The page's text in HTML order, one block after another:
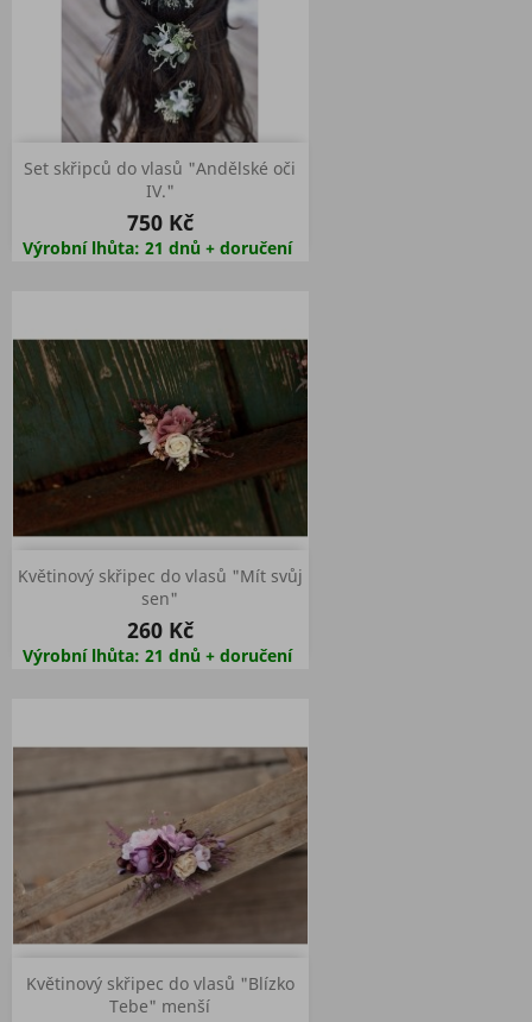
Set skřipců do vlasů "Andělské oči
IV."
750 Kč
Výrobní lhůta: 21 dnů + doručení
Květinový skřipec do vlasů "Mít svůj
sen"
260 Kč
Výrobní lhůta: 21 dnů + doručení
Květinový skřipec do vlasů "Blízko
Tebe" menší